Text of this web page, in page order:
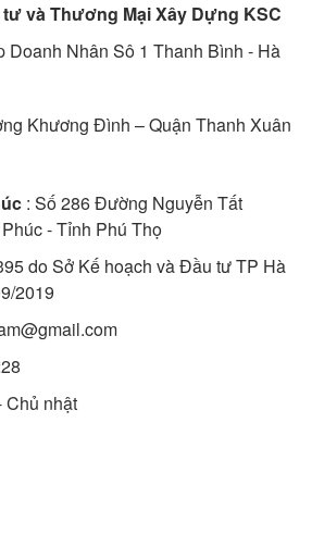
và Thương Mại Xây Dựng KSC
Doanh Nhân Sô 1 Thanh Bình - Hà
Khương Đình – Quận Thanh Xuân
: Số 286 Đường Nguyễn Tất
- Tỉnh Phú Thọ
do Sở Kế hoạch và Đầu tư TP Hà
2019
Chủ nhật